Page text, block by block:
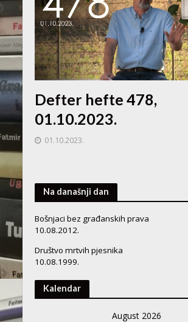
Defter hefte 478,
01.10.2023.
01.10.2023.
Na današnji dan
Bošnjaci bez građanskih prava
10.08.2012.
Društvo mrtvih pjesnika
10.08.1999.
Kalendar
August 2026